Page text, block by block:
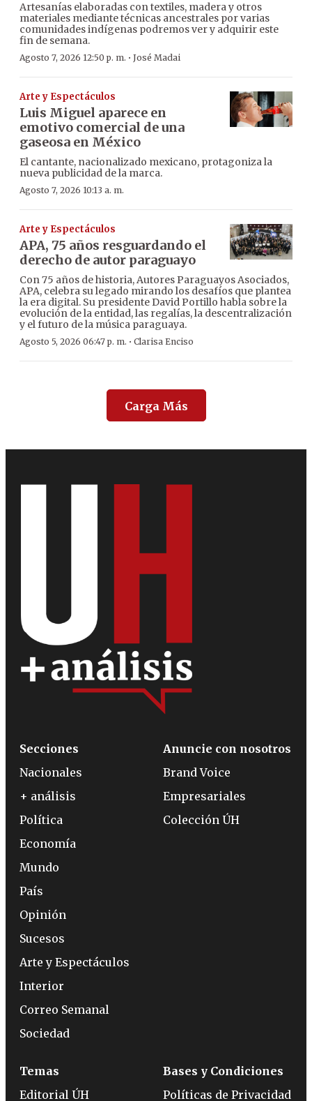
Artesanías elaboradas con textiles, madera y otros
materiales mediante técnicas ancestrales por varias
comunidades indígenas podremos ver y adquirir este
fin de semana.
Agosto 7, 2026 12:50 p. m. · José Madai
Arte y Espectáculos
Luis Miguel aparece en
emotivo comercial de una
gaseosa en México
El cantante, nacionalizado mexicano, protagoniza la
nueva publicidad de la marca.
Agosto 7, 2026 10:13 a. m.
Arte y Espectáculos
APA, 75 años resguardando el
derecho de autor paraguayo
Con 75 años de historia, Autores Paraguayos Asociados,
APA, celebra su legado mirando los desafíos que plantea
la era digital. Su presidente David Portillo habla sobre la
evolución de la entidad, las regalías, la descentralización
y el futuro de la música paraguaya.
Agosto 5, 2026 06:47 p. m. · Clarisa Enciso
Carga Más
Secciones
Nacionales
+ análisis
Política
Economía
Mundo
País
Opinión
Sucesos
Arte y Espectáculos
Interior
Correo Semanal
Sociedad
Anuncie con nosotros
Brand Voice
Empresariales
Colección ÚH
Temas
Editorial ÚH
Bases y Condiciones
Políticas de Privacidad